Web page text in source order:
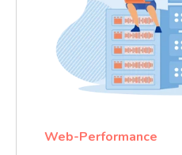
Web-Performance